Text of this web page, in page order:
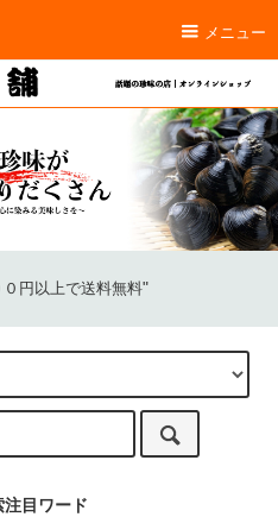
メニュー
円以上で送料無料"
注目ワード